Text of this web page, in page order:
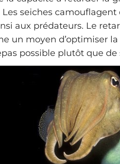
seiches
aux prédateurs. Le
un moyen d’optimiser
possible plutôt que de